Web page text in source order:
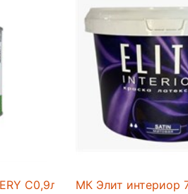
C0,9л 7 краска для стен и
МК Элит интериор